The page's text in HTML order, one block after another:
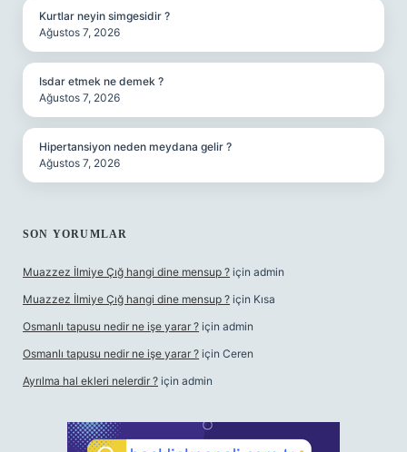
Kurtlar neyin simgesidir ?
Ağustos 7, 2026
Isdar etmek ne demek ?
Ağustos 7, 2026
Hipertansiyon neden meydana gelir ?
Ağustos 7, 2026
SON YORUMLAR
Muazzez İlmiye Çığ hangi dine mensup ? için admin
Muazzez İlmiye Çığ hangi dine mensup ? için Kısa
Osmanlı tapusu nedir ne işe yarar ? için admin
Osmanlı tapusu nedir ne işe yarar ? için Ceren
Ayrılma hal ekleri nelerdir ? için admin